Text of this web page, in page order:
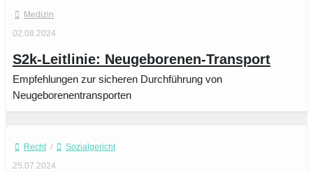
Medizin
02.08.2024
S2k-Leitlinie: Neugeborenen-Transport
Empfehlungen zur sicheren Durchführung von
Neugeborenentransporten
Recht /
Sozialgericht
25.07.2024